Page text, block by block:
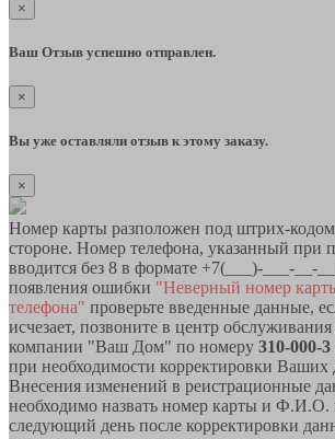
×
Ваш Отзыв успешно отправлен.
×
Вы уже оставляли отзыв к этому заказу.
×
Номер карты разположен под штрих-
стороне. Номер телефона, указанный при
вводится без 8 в формате +7(___)-___-__-
появления ошибки "Неверный номер
телефона" проверьте введенные данные,
исчезает, позвоните в центр
компании "Ваш Дом" по номеру 310-000-3
при необходимости корректировки
Внесения изменений в реистрационные
необходимо назвать номер карты и Ф.И.О.
следующий день после корректировки